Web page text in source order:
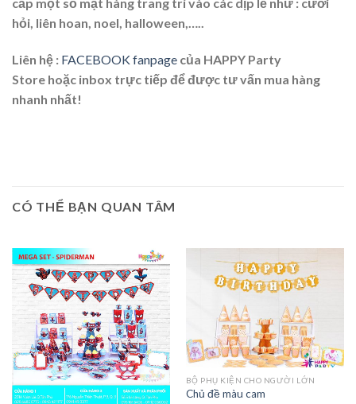
cấp một số mặt hàng trang trí vào các dịp lễ như : cưới
hỏi, liên hoan, noel, halloween,…..
Liên hệ : FACEBOOK fanpage của HAPPY Party
Store hoặc inbox trực tiếp để được tư vấn mua hàng
nhanh nhất!
CÓ THỂ BẠN QUAN TÂM
BỘ PHỤ KIỆN CHO NGƯỜI LỚN
Chủ đề màu cam